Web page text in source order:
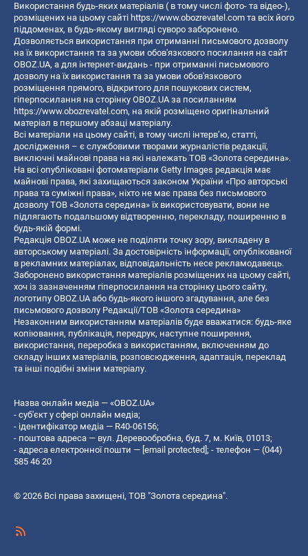
Використання будь-яких матеріалів ( в тому числі фото- та відео-),
розміщених на цьому сайті https://www.obozrevatel.com та всіх його
піддоменах, в будь-якому вигляді суворо заборонено.
Дозволяється використання при отриманні письмового дозволу
на їх використання та за умови обов'язкового посилання на сайт
OBOZ.UA, а для інтернет-видань - при отриманні письмового
дозволу на їх використання та за умови обов'язкового
розміщення прямого, відкритого для пошукових систем,
гіперпосилання на сторінку OBOZ.UA за посиланням
https://www.obozrevatel.com, на якій розміщено оригінальний
матеріал в першому абзаці матеріалу.
Всі матеріали на цьому сайті, в тому числі інтерв’ю, статті,
дослідження – є службовими творами журналістів редакції,
виключні майнові права на які належать ТОВ «Золота середина».
На всі опубліковані фотоматеріали Getty Images редакція має
майнові права, які захищаються законом України «Про авторські
права та суміжні права», ніхто не має права без письмового
дозволу ТОВ «Золота середина» їх використовувати, вони не
підлягають подальшому відтворенню, перекладу, поширенню в
будь-якій формі.
Редакція OBOZ.UA може не поділяти точку зору, викладену в
авторському матеріалі. За достовірність інформації, опублікованої
в рекламних матеріалах, відповідальність несе рекламодавець.
Заборонено використання матеріалів розміщених на цьому сайті,
хоч із зазначенням гіперпосилання на сторінку цього сайту,
логотипу OBOZ.UA або будь-якого іншого згадування, але без
письмового дозволу Редакції/ТОВ «Золота середина»
Незаконним використанням матеріалів буде вважатися: будь-яке
копiювання, публiкацiя, передрук, наступне поширення,
використання, переробка з використанням, включенням до
складу інших матеріалів, розповсюдження, адаптація, переклад
та інші подібні зміни матеріалу.
Назва онлайн медіа — «OBOZ.UA»
- суб'єкт у сфері онлайн медіа;
- ідентифікатор медіа — R40-06156;
- поштова адреса — вул. Деревообробна, буд. 7, м. Київ, 01013;
- адреса електронної пошти — [email protected] ; - телефон — (044)
585 46 20
© 2026 Всі права захищені, ТОВ "Золота середина".